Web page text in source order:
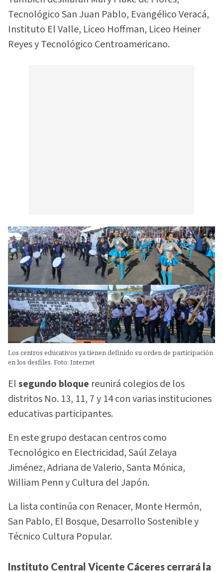
Tecnológico San Juan Pablo, Evangélico Veracá,
Instituto El Valle, Liceo Hoffman, Liceo Heiner
Reyes y Tecnológico Centroamericano.
Los centros educativos ya tienen definido su orden de participación
en los desfiles. Foto: Internet
Elsegundo bloque reunirá colegios de los
distritos No. 13, 11, 7 y 14 con varias instituciones
educativas participantes.
En este grupo destacan centros como
Tecnológico en Electricidad, Saúl Zelaya
Jiménez, Adriana de Valerio, Santa Mónica,
William Penn y Cultura del Japón.
La lista continúa con Renacer, Monte Hermón,
San Pablo, El Bosque, Desarrollo Sostenible y
Técnico Cultura Popular.
Instituto Central Vicente Cáceres cerrará la